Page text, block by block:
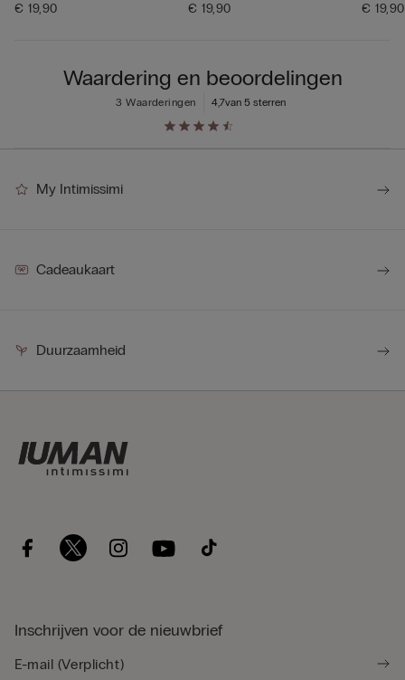
€ 19,90
€ 19,90
€ 19,90
Waardering en beoordelingen
4,7van 5 sterren
3 Waarderingen
My Intimissimi
Cadeaukaart
Duurzaamheid
Inschrijven voor de nieuwbrief